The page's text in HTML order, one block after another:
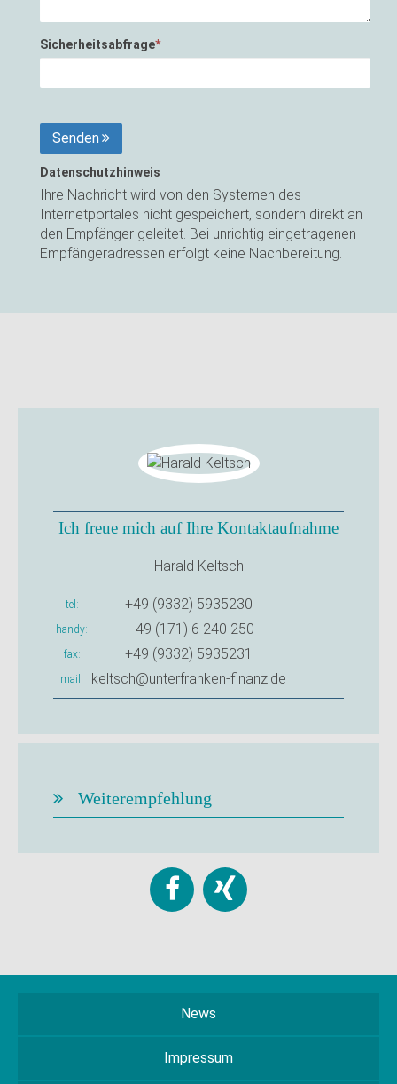
Sicherheitsabfrage*
Senden
Datenschutzhinweis
Ihre Nachricht wird von den Systemen des
Internetportales nicht gespeichert, sondern direkt an
den Empfänger geleitet. Bei unrichtig eingetragenen
Empfängeradressen erfolgt keine Nachbereitung.
Ich freue mich auf Ihre Kontaktaufnahme
Harald Keltsch
tel +49 (9332) 5935230
handy + 49 (171) 6 240 250
fax +49 (9332) 5935231
mail keltsch@unterfranken-finanz.de
Weiterempfehlung
News
Impressum